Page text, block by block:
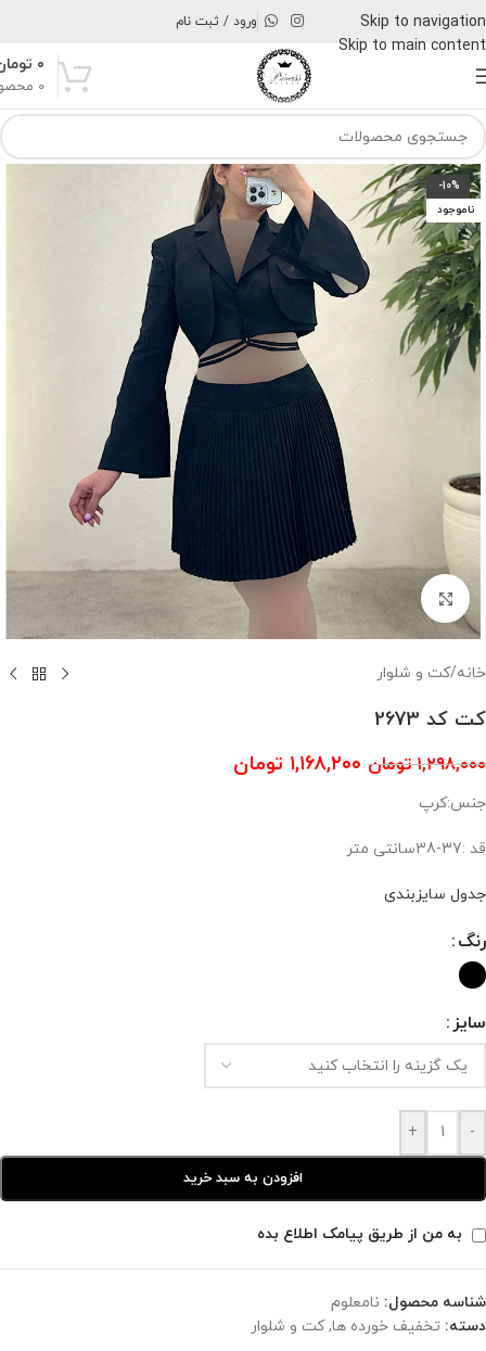
Skip to navigation
Skip to main content
ورود / ثبت نام
0
۰
-10%
ناموجود
بزرگنمایی تصویر
خانه/کت و شلوار
کت کد 2673
۱,۲۹۸,۰۰۰ تومان ۱,۱۶۸,۲۰۰ تومان
جنس:کرپ
قد :37-38سانتی متر
جدول سایزبندی
رنگ
سایز
-
+
افزودن به سبد خرید
به من از طریق پیامک اطلاع بده
شناسه محصول: نامعلوم
دسته: تخفیف خورده ها, کت و شلوار